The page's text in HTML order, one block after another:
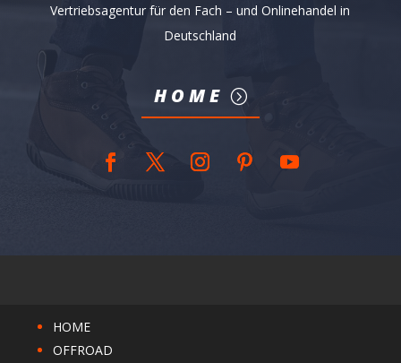
Vertriebsagentur für den Fach – und Onlinehandel in
Deutschland
HOME
HOME
OFFROAD